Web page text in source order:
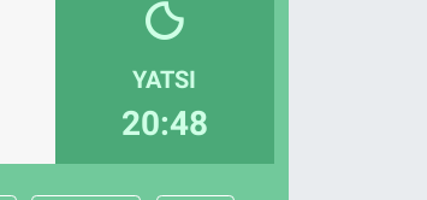
YATSI
20:48